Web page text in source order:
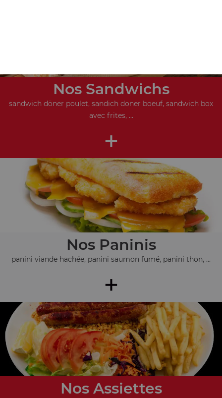
Nos Sandwichs
sandwich döner poulet, sandich doner boeuf, sandwich box
avec frites, ...
+
Nos Paninis
panini viande hachée, panini saumon fumé, panini thon, ...
+
Nos Assiettes